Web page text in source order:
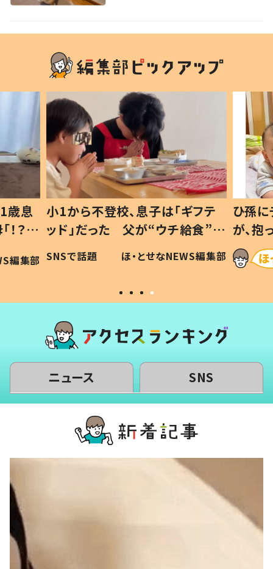
歳息
？」
編集部
小1から不登校、息子は「ギフテ
ッド」だった 父が“ウチ給食”を
作り続ける理由とは #令和の親
#令和の子
SNSで話題 ほ・とせなNEWS編集部
ひ孫
が、
「涙が
い」
ニュース SNS